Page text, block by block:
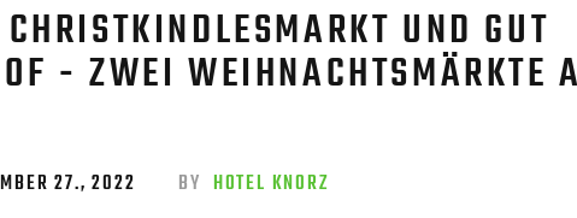
UND GUT
- ZWEI WEIHNACHTSMÄRKTE
27., 2022 BY HOTEL KNORZ